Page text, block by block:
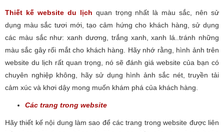
Thiết kế website du lịch quan trọng nhất là màu sắc, nên sử
dụng màu sắc tươi mới, tạo cảm hứng cho khách hàng, sử dụng
các màu sắc như: xanh dương, trắng xanh, xanh lá..tránh những
màu sắc gây rối mắt cho khách hàng. Hãy nhớ rằng, hình ảnh trên
website du lịch rất quan trọng, nó sẽ đánh giá website của bạn có
chuyên nghiệp không, hãy sử dụng hình ảnh sắc nét, truyền tải
cảm xúc và khơi dậy mong muốn khám phá của khách hàng.
Các trang trong website
Hãy thiết kế nội dung làm sao để các trang trong website được liên